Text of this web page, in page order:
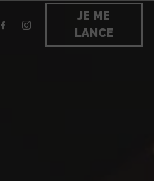
JE ME
LANCE